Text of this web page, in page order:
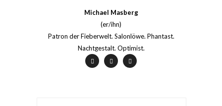
Michael Masberg
(er/ihn)
Patron der Fieberwelt. Salonlöwe. Phantast.
Nachtgestalt. Optimist.